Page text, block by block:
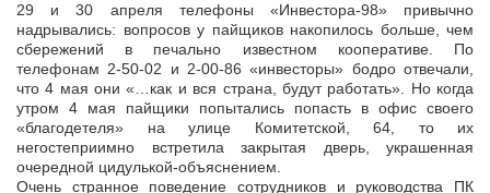
29 и 30 апреля телефоны «Инвестора-98» привычно
надрывались: вопросов у пайщиков накопилось больше, чем
сбережений в печально известном кооперативе. По
телефонам 2-50-02 и 2-00-86 «инвесторы» бодро отвечали,
что 4 мая они «…как и вся страна, будут работать». Но когда
утром 4 мая пайщики попытались попасть в офис своего
«благодетеля» на улице Комитетской, 64, то их
негостеприимно встретила закрытая дверь, украшенная
очередной цидулькой-объяснением.
Очень странное поведение сотрудников и руководства ПК